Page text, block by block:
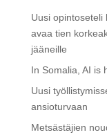
Uusi
avaa tien
jääneille
In Somalia, AI is
Uusi
ansioturvaan
Metsästäjien